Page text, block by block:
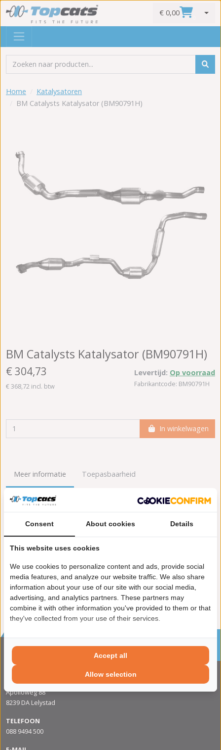
€ 0,00
Home
Katalysatoren
BM Catalysts Katalysator (BM90791H)
BM Catalysts Katalysator (BM90791H)
€ 304,73
€ 368,72 incl. btw
Levertijd: Op voorraad
Fabrikantcode: BM90791H
In winkelwagen
Meer informatie Toepasbaarheid
Origineel nummers
Garantie:2 jaar garantie
Materiaal:Keramiek
Enkel in combinatie met:FK90791
Product in orde:
Controleteken:E9-103R
Sinds 2002 de specialist in katalysatoren en
roetfilters
CONTACTGEGVENS
ADRES
Apolloweg 88
8239 DA Lelystad
TELEFOON
088 9494 500
Consent About cookies Details
This website uses cookies
We use cookies to personalize content and ads, provide social
media features, and analyze our website traffic. We also share
information about your use of our site with our social media,
advertising, and analytics partners. These partners may
combine it with other information you've provided to them or that
they've collected from your use of their services.
Allow selection
Accept all